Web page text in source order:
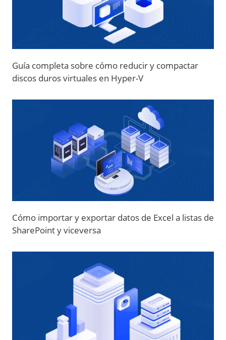
Guía completa sobre cómo reducir y compactar
discos duros virtuales en Hyper-V
Cómo importar y exportar datos de Excel a listas de
SharePoint y viceversa